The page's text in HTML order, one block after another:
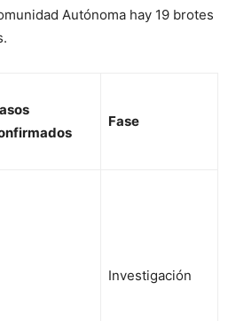
Autónoma hay 19 brotes
Fase
Investigación